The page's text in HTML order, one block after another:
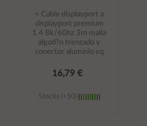
÷ Cable displayport a
displayport premium
1.4 8k/60hz 3m malla
algod?n trenzado y
conector aluminio eq
16,79 €
Stocks (+10)